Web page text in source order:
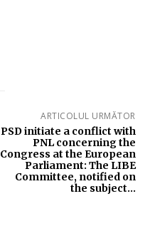
ARTICOLUL URMĂTOR
PSD initiate a conflict with
PNL concerning the
Congress at the European
Parliament: The LIBE
Committee, notified on
the subject…